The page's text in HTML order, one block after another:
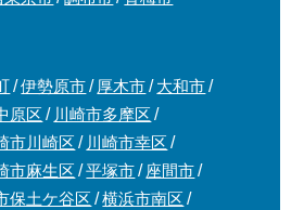
伊勢原市 厚木市
大和市
原区
川崎市多摩区
市川崎区
川崎市幸区
市麻生区 平塚市
座間市
保土ケ谷区
横浜市南区